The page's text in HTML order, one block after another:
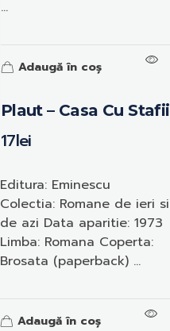
Plaut – Casa Cu Stafii
17lei
...
Adaugă în coș
Editura: Eminescu
Colectia: Romane de ieri si
de azi Data aparitie: 1973
Limba: Romana Coperta:
Brosata (paperback) ...
Adaugă în coș